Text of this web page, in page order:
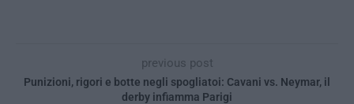
previous post
Punizioni, rigori e botte negli spogliatoi: Cavani vs. Neymar, il
derby infiamma Parigi